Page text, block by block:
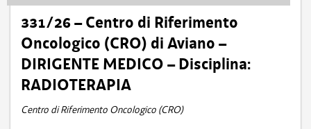
331/26 – Centro di Riferimento
Oncologico (CRO) di Aviano –
DIRIGENTE MEDICO – Disciplina:
RADIOTERAPIA
Centro di Riferimento Oncologico (CRO)